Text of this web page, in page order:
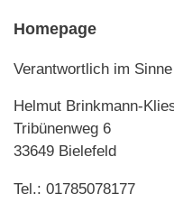
Homepage
Verantwortlich im
Helmut Brinkmann-
Tribünenweg 6
33649 Bielefeld
Tel.: 01785078177